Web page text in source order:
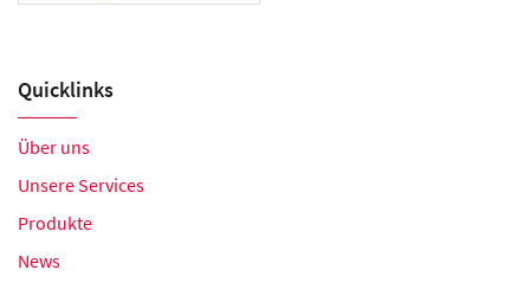
Quicklinks
Über uns
Unsere Services
Produkte
News